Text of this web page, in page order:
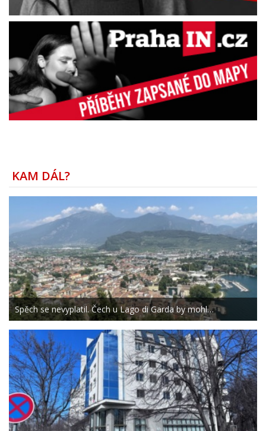
KAM DÁL?
Spěch se nevyplatil. Čech u Lago di Garda by mohl…